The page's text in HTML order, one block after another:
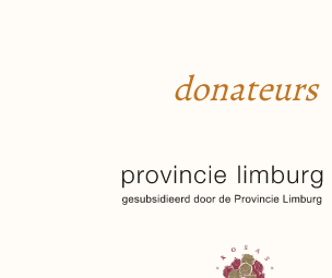
donateurs